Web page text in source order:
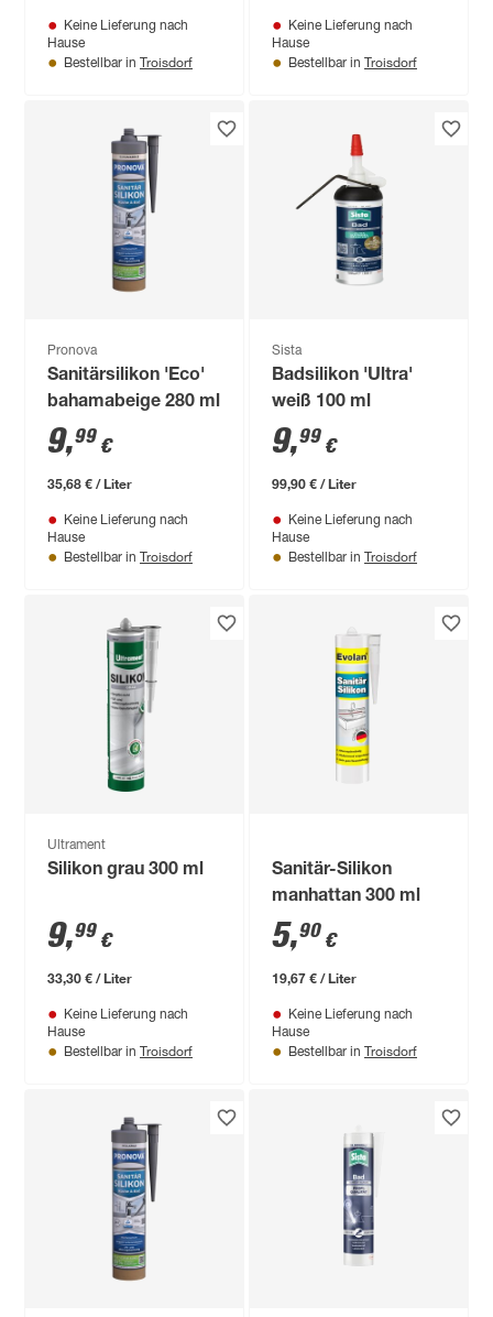
Keine Lieferung nach
Hause
Bestellbar in Troisdorf
Keine Lieferung nach
Hause
Bestellbar in Troisdorf
Pronova
Sanitärsilikon 'Eco'
bahamabeige 280 ml
9,99 €
35,68 € / Liter
Keine Lieferung nach
Hause
Bestellbar in Troisdorf
Sista
Badsilikon 'Ultra'
weiß 100 ml
9,99 €
99,90 € / Liter
Keine Lieferung nach
Hause
Bestellbar in Troisdorf
Ultrament
Silikon grau 300 ml
9,99 €
33,30 € / Liter
Keine Lieferung nach
Hause
Bestellbar in Troisdorf
Sanitär-Silikon
manhattan 300 ml
5,90 €
19,67 € / Liter
Keine Lieferung nach
Hause
Bestellbar in Troisdorf